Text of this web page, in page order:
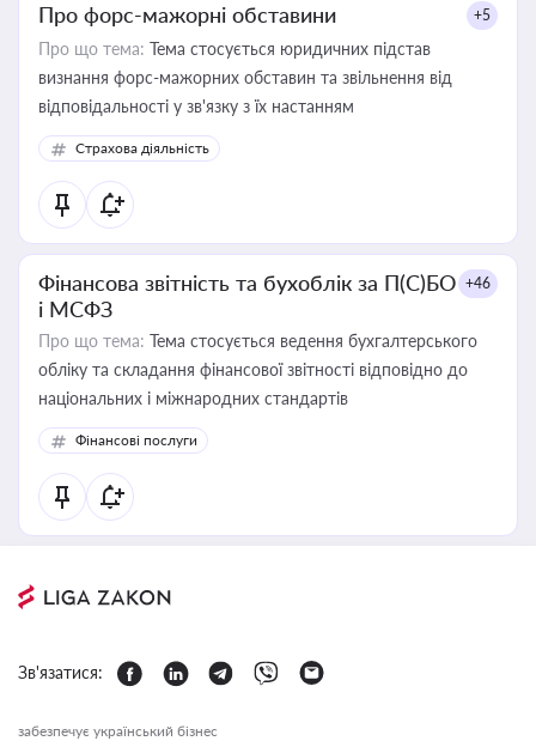
Про форс-мажорні обставини +5
Про що тема: Тема стосується юридичних підстав
визнання форс-мажорних обставин та звільнення від
відповідальності у зв'язку з їх настанням
Страхова діяльність
Фінансова звітність та бухоблік за П(С)БО
і МСФЗ
+46
Про що тема: Тема стосується ведення бухгалтерського
обліку та складання фінансової звітності відповідно до
національних і міжнародних стандартів
Фінансові послуги
Зв'язатися:
забезпечує український бізнес